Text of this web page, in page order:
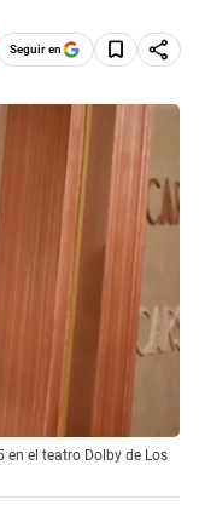
Seguir en
en el teatro Dolby de Los